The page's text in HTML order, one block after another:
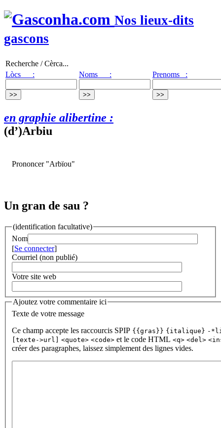
Nos lieux-dits
gascons
Recherche / Cèrca...
Lòcs :
Noms : Prenoms :
en graphie alibertine :
(d’)Arbiu
Prononcer "Arbïou"
Un gran de sau ?
(identification facultative)
Nom
[Se connecter]
Courriel (non publié)
Votre site web
Ajoutez votre commentaire ici
Texte de votre message
Ce champ accepte les raccourcis SPIP {{gras}} {italique} -
[texte->url] <quote> <code> et le code HTML <q> <del>
créer des paragraphes, laissez simplement des lignes vides.